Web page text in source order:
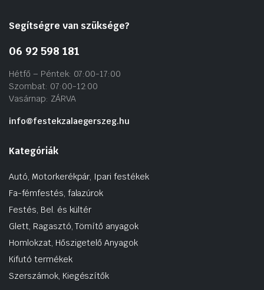
Segítségre van szüksége?
06 92 598 181
Hétfő – Péntek: 07:00-17:00
Szombat: 07:00-12:00
Vasárnap: ZÁRVA
info@festekzalaegerszeg.hu
Kategóriák
Autó, Motorkerékpár, Ipari festékek
Fa-fémfestés, falazúrok
Festés, Bel. és kültér
Glett, Ragasztó, Tömítő anyagok
Homlokzat, Hőszigetelő Anyagok
Kifutó termékek
Szerszámok, Kiegészítők